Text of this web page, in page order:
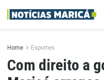
Home Esportes
Com direito a